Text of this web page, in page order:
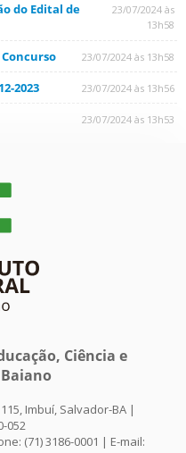
do Edital de
23/07/2024 às
13h58
23/07/2024 às 13h58
2023 23/07/2024 às 13h56
23/07/2024 às 13h53
Ciência e
Imbuí, Salvador-BA |
052
(71) 3186-0001 | E-mail: